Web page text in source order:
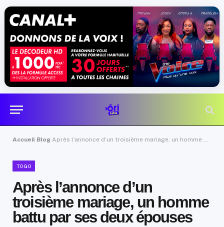
Accueil Blog Après l’annonce d’un troisième mariage, un homme battu par ses deux épouses
TOGO
Après l’annonce d’un
troisième mariage, un homme
battu par ses deux épouses